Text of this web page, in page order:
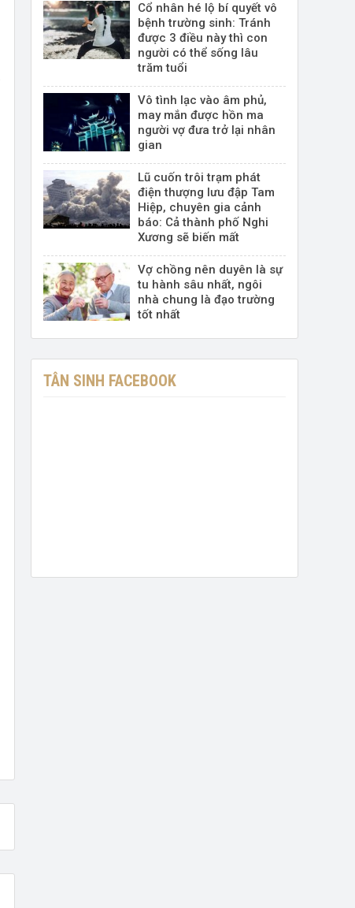
Cổ nhân hé lộ bí quyết vô
bệnh trường sinh: Tránh
được 3 điều này thì con
người có thể sống lâu
trăm tuổi
Vô tình lạc vào âm phủ,
may mắn được hồn ma
người vợ đưa trở lại nhân
gian
Lũ cuốn trôi trạm phát
điện thượng lưu đập Tam
Hiệp, chuyên gia cảnh
báo: Cả thành phố Nghi
Xương sẽ biến mất
Vợ chồng nên duyên là sự
tu hành sâu nhất, ngôi
nhà chung là đạo trường
tốt nhất
TÂN SINH FACEBOOK